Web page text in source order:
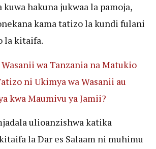
hakuna jukwaa la pamoja,
kama tatizo la kundi fulani
la kitaifa.
Wasanii wa Tanzania na Matukio
ni Ukimya wa Wasanii au
kwa Maumivu ya Jamii?
ulioanzishwa katika
la Dar es Salaam ni muhimu